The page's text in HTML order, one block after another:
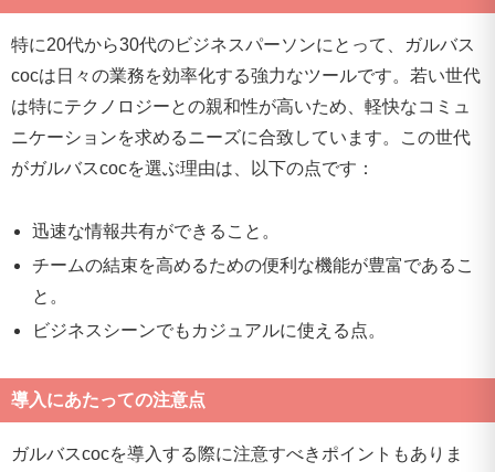
特に20代から30代のビジネスパーソンにとって、ガルバス
cocは日々の業務を効率化する強力なツールです。若い世代
は特にテクノロジーとの親和性が高いため、軽快なコミュ
ニケーションを求めるニーズに合致しています。この世代
がガルバスcocを選ぶ理由は、以下の点です：
迅速な情報共有ができること。
チームの結束を高めるための便利な機能が豊富であるこ
と。
ビジネスシーンでもカジュアルに使える点。
導入にあたっての注意点
ガルバスcocを導入する際に注意すべきポイントもありま